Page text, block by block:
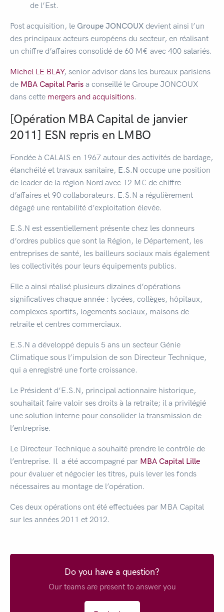
de l’Est.
Post acquisition, le Groupe JONCOUX devient ainsi l’un
des principaux acteurs européens du secteur, en réalisant
un chiffre d’affaires consolidé de 60 M€ avec 400 salariés.
Michel LE BLAY, senior advisor dans les bureaux parisiens
de MBA Capital Paris a conseillé le Groupe JONCOUX
dans cette mergers and acquisitions.
[Opération MBA Capital de janvier
2011] ESN repris en LMBO
Fondée à CALAIS en 1967 autour des activités de bardage,
étanchéité et travaux sanitaire, E.S.N occupe une position
de leader de la région Nord avec 12 M€ de chiffre
d’affaires et 90 collaborateurs. E.S.N a régulièrement
dégagé une rentabilité d’exploitation élevée.
E.S.N est essentiellement présente chez les donneurs
d’ordres publics que sont la Région, le Département, les
entreprises de santé, les bailleurs sociaux mais également
les collectivités pour leurs équipements publics.
Elle a ainsi réalisé plusieurs dizaines d’opérations
significatives chaque année : lycées, collèges, hôpitaux,
complexes sportifs, logements sociaux, maisons de
retraite et centres commerciaux.
E.S.N a développé depuis 5 ans un secteur Génie
Climatique sous l’impulsion de son Directeur Technique,
qui a enregistré une forte croissance.
Le Président d’E.S.N, principal actionnaire historique,
souhaitait faire valoir ses droits à la retraite; il a privilégié
une solution interne pour consolider la transmission de
l’entreprise.
Le Directeur Technique a souhaité prendre le contrôle de
l’entreprise. Il a été accompagné par MBA Capital Lille
pour évaluer et négocier les titres, puis lever les fonds
nécessaires au montage de l’opération.
Ces deux opérations ont été effectuées par MBA Capital
sur les années 2011 et 2012.
Do you have a question?
Our teams are present to answer you